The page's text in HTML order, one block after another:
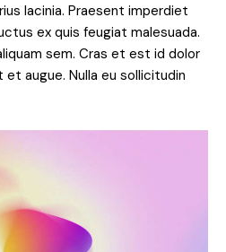
lacinia. Praesent imperdiet
ex quis feugiat malesuada.
sem. Cras et est id dolor
augue. Nulla eu sollicitudin